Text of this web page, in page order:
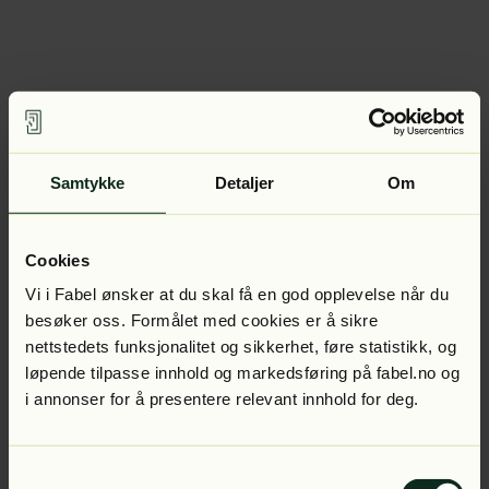
Samtykke Detaljer Om
Cookies
Vi i Fabel ønsker at du skal få en god opplevelse når du
besøker oss. Formålet med cookies er å sikre
nettstedets funksjonalitet og sikkerhet, føre statistikk, og
løpende tilpasse innhold og markedsføring på fabel.no og
i annonser for å presentere relevant innhold for deg.